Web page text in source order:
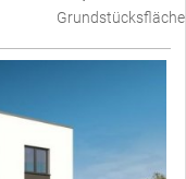
Grundstücksfläche